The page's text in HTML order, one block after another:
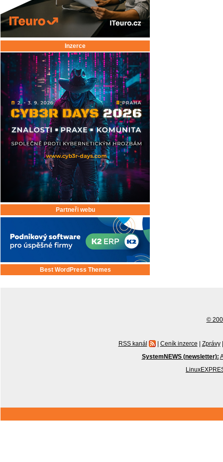
Inzerce
Partneři webu
Best WordPress Themes
©
RSS kanál | Ceník inzerce | Zprávy |
SystemNEWS (newsletter):